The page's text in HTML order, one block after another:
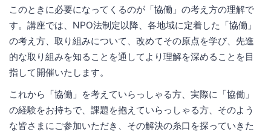
このときに必要になってくるのが「協働」の考え方の理解で
す。講座では、NPO法制定以降、各地域に定着した「協働」
の考え方、取り組みについて、改めてその原点を学び、先進
的な取り組みを知ることを通してより理解を深めることを目
指して開催いたします。
これから「協働」を考えていらっしゃる方、実際に「協働」
の経験をお持ちで、課題を抱えていらっしゃる方、そのよう
な皆さまにご参加いただき、その解決の糸口を探っていきた